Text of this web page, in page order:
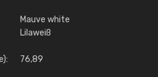
Mauve white
Lilaweiß
76,89